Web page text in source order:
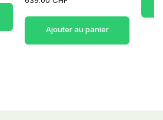
Ajouter au panier